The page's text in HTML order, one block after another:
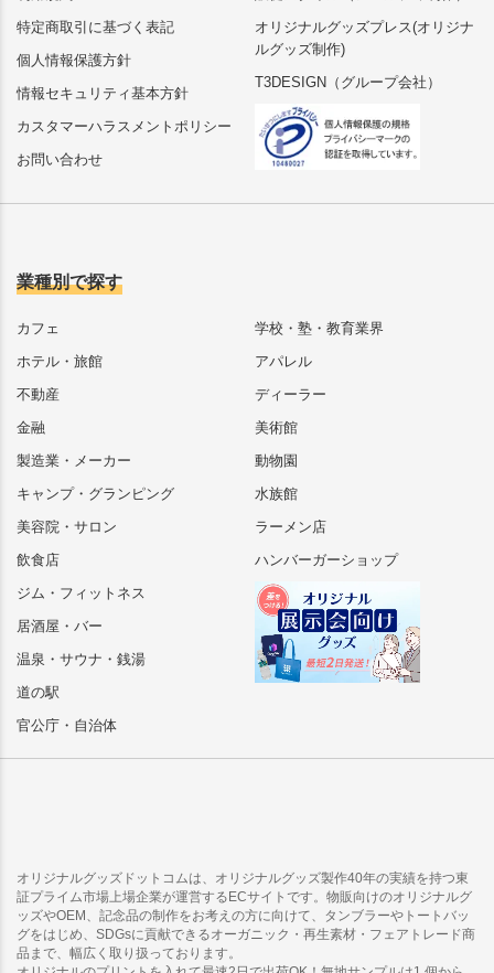
特定商取引に基づく表記
個人情報保護方針
情報セキュリティ基本方針
カスタマーハラスメントポリシー
お問い合わせ
オリジナルグッズプレス(オリジナ
ルグッズ制作)
T3DESIGN（グループ会社）
業種別で探す
カフェ
ホテル・旅館
不動産
金融
製造業・メーカー
キャンプ・グランピング
美容院・サロン
飲食店
ジム・フィットネス
居酒屋・バー
温泉・サウナ・銭湯
道の駅
官公庁・自治体
学校・塾・教育業界
アパレル
ディーラー
美術館
動物園
水族館
ラーメン店
ハンバーガーショップ
オリジナルグッズドットコムは、オリジナルグッズ製作40年の実績を持つ東
証プライム市場上場企業が運営するECサイトです。物販向けのオリジナルグ
ッズやOEM、記念品の制作をお考えの方に向けて、タンブラーやトートバッ
グをはじめ、SDGsに貢献できるオーガニック・再生素材・フェアトレード商
品まで、幅広く取り扱っております。